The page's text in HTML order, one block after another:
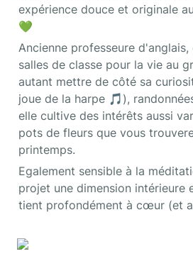
expérience douce et originale
💚
Ancienne professeure
salles de classe pour la vie au
autant mettre de côté sa
joue de la harpe 🎵),
elle cultive des intérêts aussi
pots de fleurs que vous
printemps.
Egalement sensible à la
projet une dimension intérieure
tient profondément à cœur (et